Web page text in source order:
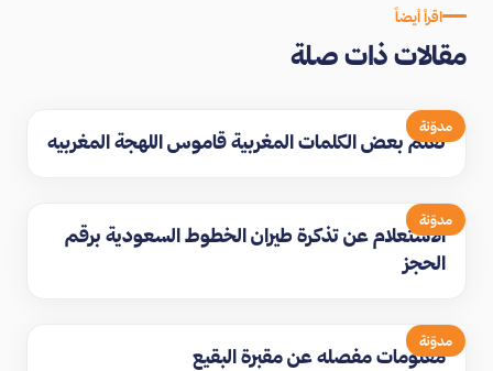
اقرأ أيضاً
مقالات ذات صلة
مدوّنة
تعلم بعض الكلمات المغربية قاموس اللهجة المغربيه
مدوّنة
الاستعلام عن تذكرة طيران الخطوط السعودية برقم
الحجز
مدوّنة
معلومات مفصله عن مقبرة البقيع